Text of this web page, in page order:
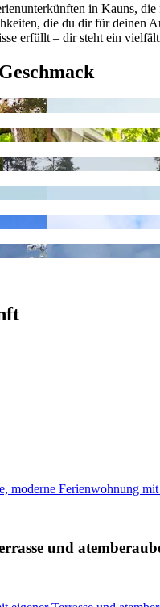
in Kauns,
die du dir für deinen
erfüllt – dir steht ein
moderne Ferienwohnung
und